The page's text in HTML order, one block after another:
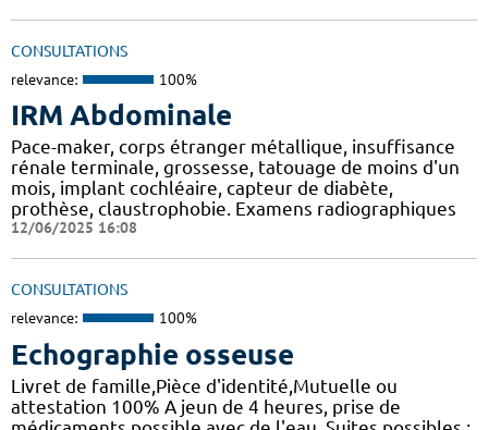
CONSULTATIONS
relevance: 100%
IRM Abdominale
Pace-maker, corps étranger métallique, insuffisance
rénale terminale, grossesse, tatouage de moins d'un
mois, implant cochléaire, capteur de diabète,
prothèse, claustrophobie. Examens radiographiques
12/06/2025 16:08
CONSULTATIONS
relevance: 100%
Echographie osseuse
Livret de famille,Pièce d'identité,Mutuelle ou
attestation 100% A jeun de 4 heures, prise de